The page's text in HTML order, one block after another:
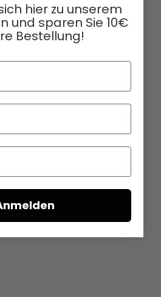
hier zu unserem
und sparen Sie 10€
Bestellung!